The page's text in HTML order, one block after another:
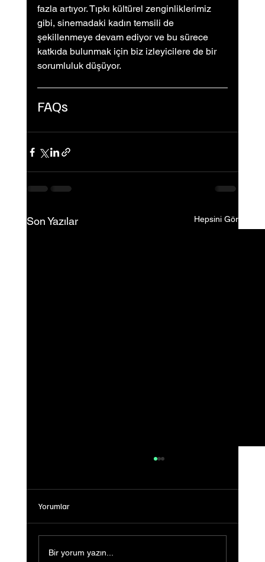
fazla artıyor. Tıpkı kültürel zenginliklerimiz
gibi, sinemadaki kadın temsili de
şekillenmeye devam ediyor ve bu sürece
katkıda bulunmak için biz izleyicilere de bir
sorumluluk düşüyor.
FAQs
Son Yazılar Hepsini Gör
Yorumlar
Bir yorum yazın...